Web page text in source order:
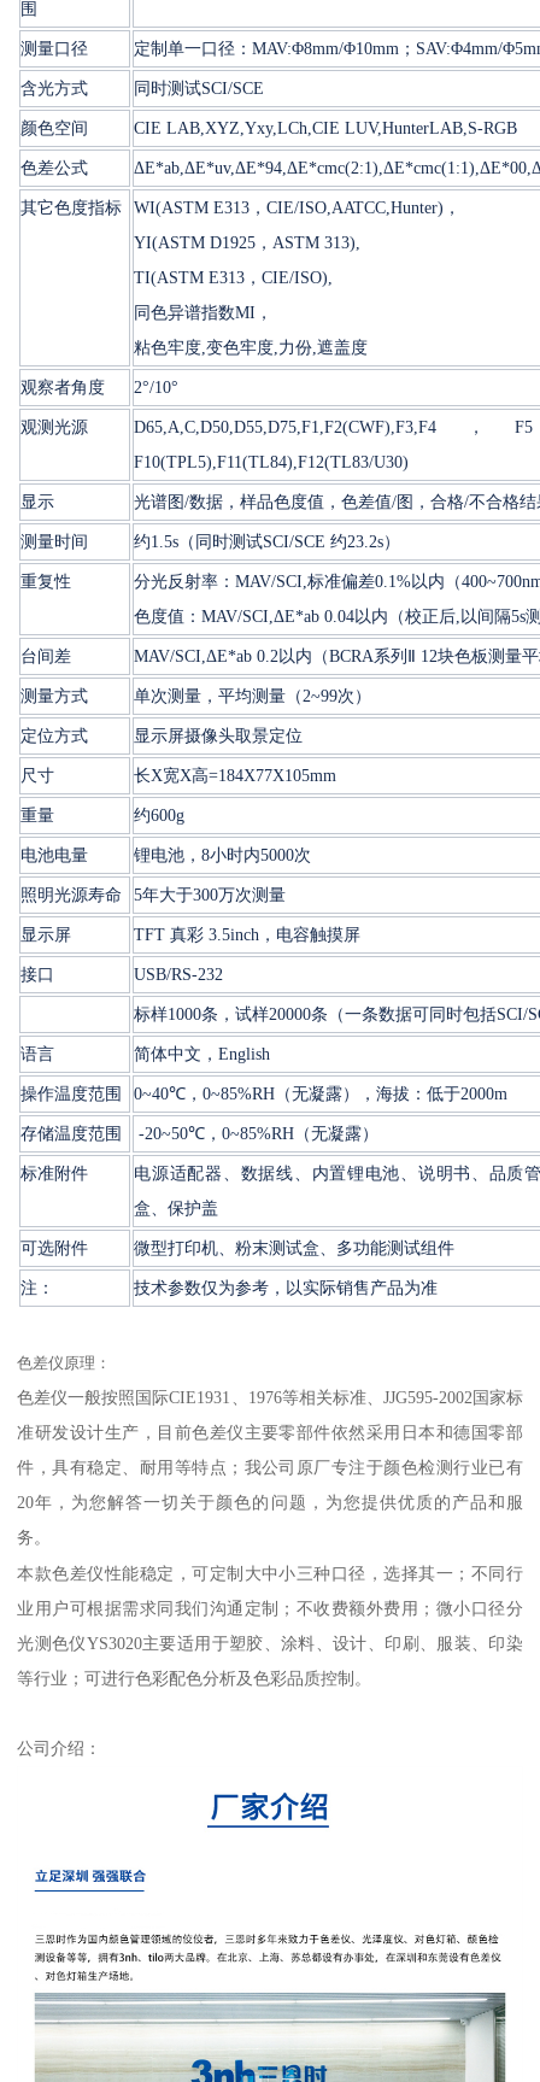
围
测量口径 定制单一口径：MAV:Φ8mm/Φ10mm；SAV:Φ4mm/
含光方式 同时测试SCI/SCE
颜色空间 CIE LAB,XYZ,Yxy,LCh,CIE LUV,HunterLAB,S-RGB
色差公式
其它色度指标
WI(ASTM E313，CIE/ISO,AATCC,Hunter)，
YI(ASTM D1925，ASTM 313),
TI(ASTM E313，CIE/ISO),
同色异谱指数MI，
粘色牢度,变色牢度,力份,遮盖度
观察者角度 2°/10°
观测光源
F10(TPL5),F11(TL84),F12(TL83/U30)
显示 光谱图/数据，样品色度值，色差值/图，合格/不合格
测量时间 约1.5s（同时测试SCI/SCE 约23.2s）
重复性
分光反射率：MAV/SCI,标准偏差0.1%以内（
色度值：MAV/SCI,ΔE*ab 0.04以内（校正后,以间隔5s
台间差 MAV/SCI,ΔE*ab 0.2以内（BCRA系列Ⅱ 12块色板测量
测量方式 单次测量，平均测量（2~99次）
定位方式 显示屏摄像头取景定位
尺寸 长X宽X高=184X77X105mm
重量 约600g
电池电量 锂电池，8小时内5000次
照明光源寿命 5年大于300万次测量
显示屏 TFT 真彩 3.5inch，电容触摸屏
接口 USB/RS-232
标样1000条，试样20000条（一条数据可同时包括SCI/
语言 简体中文，English
操作温度范围 0~40℃，0~85%RH（无凝露），海拔：低于2000m
存储温度范围 -20~50℃，0~85%RH（无凝露）
标准附件
电源适配器、数据线、内置锂电池、说明书、品质
盒、保护盖
可选附件 微型打印机、粉末测试盒、多功能测试组件
注： 技术参数仅为参考，以实际销售产品为准
色差仪原理：
色差仪一般按照国际CIE1931 、 1976等相关标准、 JJG595-2002国家标
准研发设计生产，目前色差仪主要零部件依然采用日本和德国零部
件，具有稳定、耐用等特点；我公司原厂专注于颜色检测行业已有
20年，为您解答一切关于颜色的问题，为您提供优质的产品和服
务。
本款色差仪性能稳定，可定制大中小三种口径，选择其一；不同行
业用户可根据需求同我们沟通定制；不收费额外费用； 微小口径分
光测色仪YS3020主要适用于塑胶、涂料、设计、印刷、服装、印染
等行业；可进行色彩配色分析及色彩品质控制。
公司介绍：